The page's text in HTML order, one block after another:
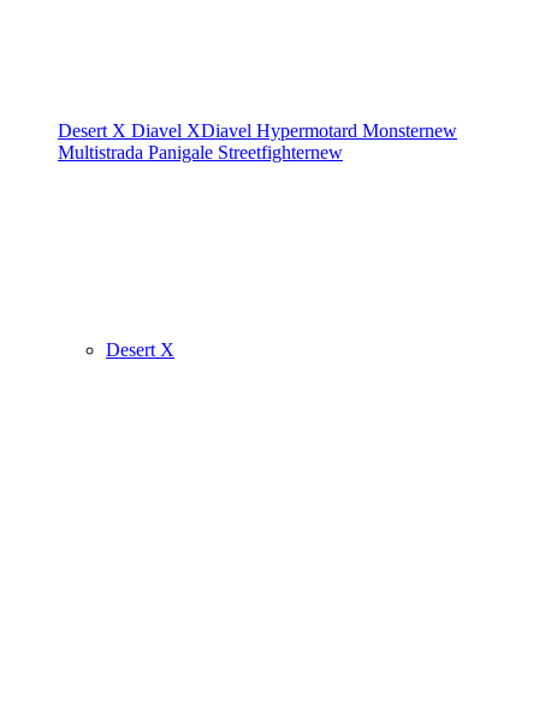
Desert X Diavel XDiavel Hypermotard Monsternew
Multistrada Panigale Streetfighternew
Desert X